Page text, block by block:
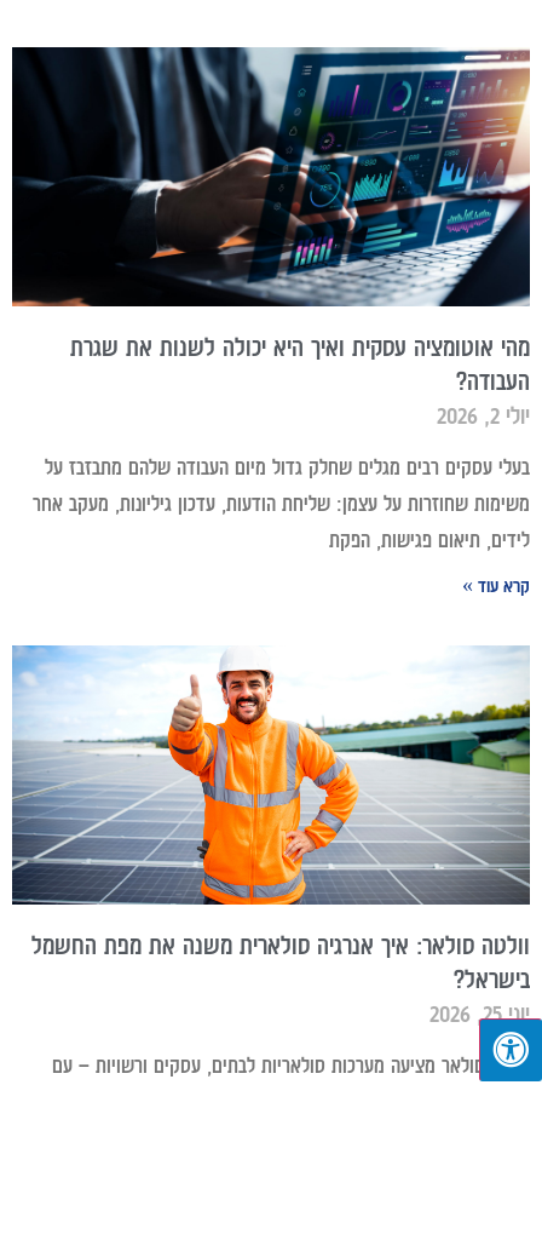
מהי אוטומציה עסקית ואיך היא יכולה לשנות את שגרת
העבודה?
יולי 2, 2026
בעלי עסקים רבים מגלים שחלק גדול מיום העבודה שלהם מתבזבז על
משימות שחוזרות על עצמן: שליחת הודעות, עדכון גיליונות, מעקב אחר
לידים, תיאום פגישות, הפקת
קרא עוד »
וולטה סולאר: איך אנרגיה סולארית משנה את מפת החשמל
בישראל?
יוני 25, 2026
וולטה סולאר מציעה מערכות סולאריות לבתים, עסקים ורשויות – עם